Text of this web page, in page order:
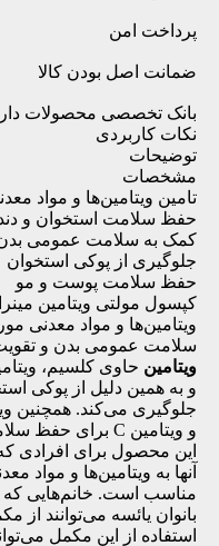
پرداخت امن
ضمانت اصل بودن کالا
بانک تخصصی محصولات
نکات کاربردی
توضیحات
مشخصات
تامین ویتامین‌ها و مواد
حفظ سلامت استخوان و
کمک به سلامت عمومی
جلوگیری از پوکی استخوان
حفظ سلامت پوست و مو
کپسول مولتی ویتامین
ویتامین‌ها و مواد معدنی
سلامت عمومی بدن و
ویتامین
و به همین دلیل از پوکی
و ویتامین C برای حفظ سلامت پوست، مو و ناخن مفید است.
این محصول برای افرادی که
آنها به ویتامین‌ها و مواد
مناسب است. خانم‌هایی که
بانوان یائسه می‌توانند از
استفاده از این مکمل